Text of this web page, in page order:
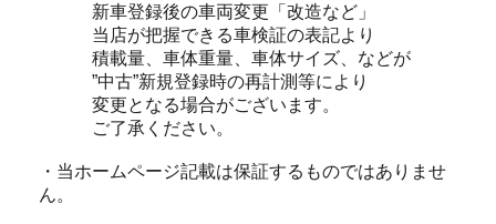
新車登録後の車両変更「改造など」
当店が把握できる車検証の表記より
積載量、車体重量、車体サイズ、などが
”中古”新規登録時の再計測等により
変更となる場合がございます。
ご了承ください。
・当ホームページ記載は保証するものではありませ
ん。